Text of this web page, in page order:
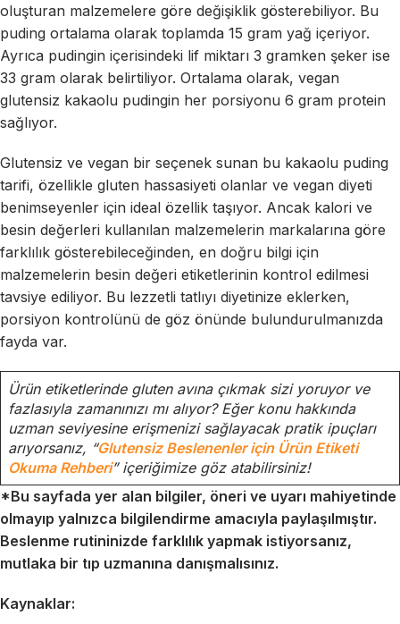
oluşturan malzemelere göre değişiklik gösterebiliyor. Bu
puding ortalama olarak toplamda 15 gram yağ içeriyor.
Ayrıca pudingin içerisindeki lif miktarı 3 gramken şeker ise
33 gram olarak belirtiliyor. Ortalama olarak, vegan
glutensiz kakaolu pudingin her porsiyonu 6 gram protein
sağlıyor.
Glutensiz ve vegan bir seçenek sunan bu kakaolu puding
tarifi, özellikle gluten hassasiyeti olanlar ve vegan diyeti
benimseyenler için ideal özellik taşıyor. Ancak kalori ve
besin değerleri kullanılan malzemelerin markalarına göre
farklılık gösterebileceğinden, en doğru bilgi için
malzemelerin besin değeri etiketlerinin kontrol edilmesi
tavsiye ediliyor. Bu lezzetli tatlıyı diyetinize eklerken,
porsiyon kontrolünü de göz önünde bulundurulmanızda
fayda var.
Ürün etiketlerinde gluten avına çıkmak sizi yoruyor ve
fazlasıyla zamanınızı mı alıyor? Eğer konu hakkında
uzman seviyesine erişmenizi sağlayacak pratik ipuçları
arıyorsanız, “Glutensiz Beslenenler için Ürün Etiketi
Okuma Rehberi” içeriğimize göz atabilirsiniz!
*Bu sayfada yer alan bilgiler, öneri ve uyarı mahiyetinde
olmayıp yalnızca bilgilendirme amacıyla paylaşılmıştır.
Beslenme rutininizde farklılık yapmak istiyorsanız,
mutlaka bir tıp uzmanına danışmalısınız.
Kaynaklar: